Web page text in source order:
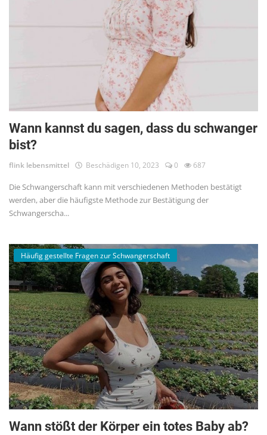
Wann kannst du sagen, dass du schwanger
bist?
flink lebensmittel Beschädigen 10, 2023 0 687
Die Schwangerschaft kann mit verschiedenen Methoden bestätigt
werden, aber die häufigste Methode zur Bestätigung der
Schwangerscha...
Häufig gestellte Fragen zur Schwangerschaft
Wann stößt der Körper ein totes Baby ab?